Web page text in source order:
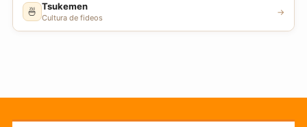
🍜 Tsukemen
Cultura de fideos
→